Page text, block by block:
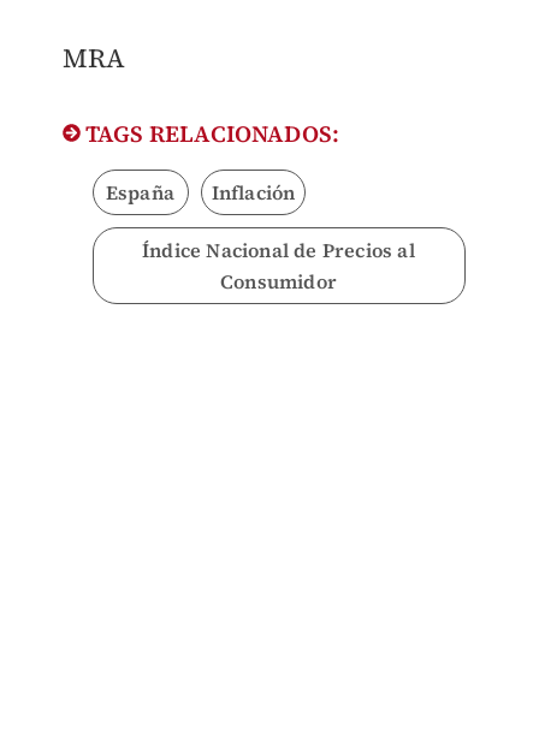
MRA
TAGS RELACIONADOS:
España Inflación
Índice Nacional de Precios al
Consumidor